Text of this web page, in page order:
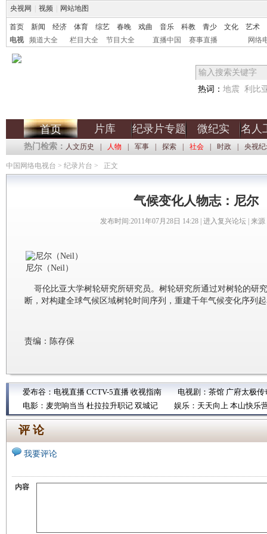
央视网 视频 网站地图
首页 新闻 经济 体育 综艺 春晚 戏曲 音乐 科教 青少 文化
艺术
电视
频道大全 栏目大全 节目大全 直播中国 赛事直播 网络
热词： 地震 利比
首页 片库 纪录片专题 微纪实 名人
热门检索： 人文历史 人物 军事 探索 社会 时政 央视
中国网络电视台 > 纪录片台 > 正文
气候变化人物志：尼尔
发布时间:2011年07月28日 14:28 | 进入复兴论坛| 来源
尼尔（Neil）
哥伦比亚大学树轮研究所研究员。树轮研究所通过对树轮的研
断，对构建全球气候区域树轮时间序列，重建千年气候变化序列
责编：陈存保
爱布谷： 电视直播 CCTV-5直播 收视指南 电视剧： 茶馆 广府太极传
电影： 麦兜响当当 杜拉拉升职记 双城记 娱乐： 天天向上 本山快乐
评 论
我要评论
内容